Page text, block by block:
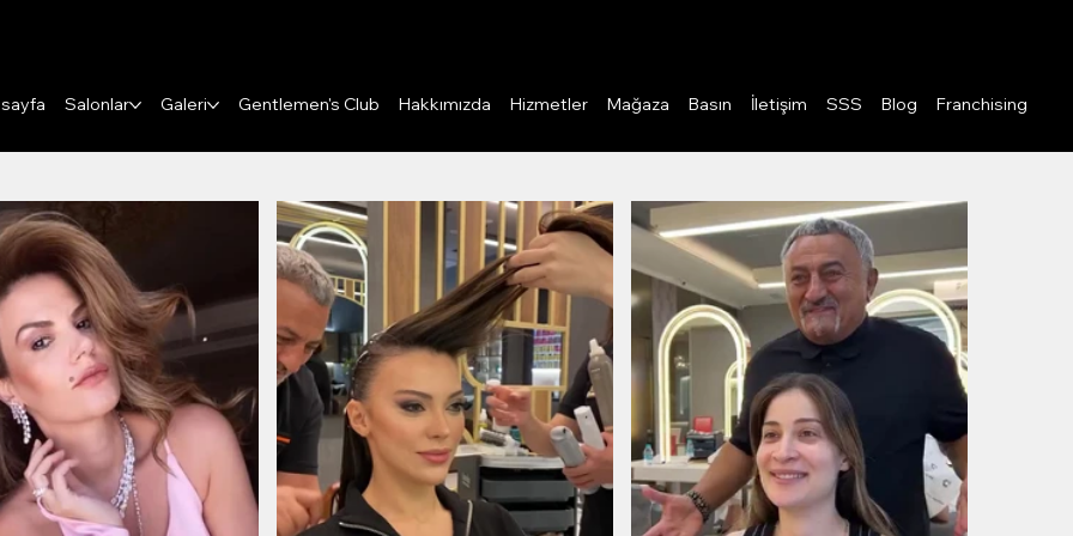
Salonlar Galeri Gentlemen's Club Hakkımızda Hizmetler Mağaza Basın İletişim SSS Blog Franchising